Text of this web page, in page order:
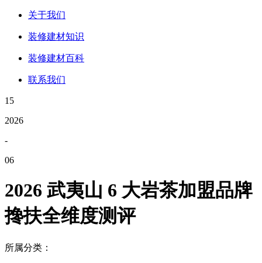
关于我们
装修建材知识
装修建材百科
联系我们
15
2026
-
06
2026 武夷山 6 大岩茶加盟品牌
搀扶全维度测评
所属分类：